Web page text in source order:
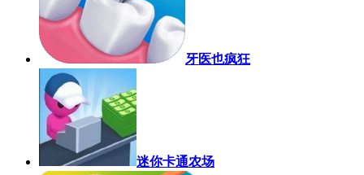
牙医也疯狂
迷你卡通农场